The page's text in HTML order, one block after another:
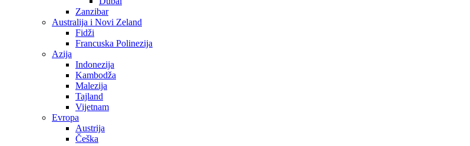
Zanzibar
Australija i Novi Zeland
Fidži
Francuska Polinezija
Azija
Indonezija
Kambodža
Malezija
Tajland
Vijetnam
Evropa
Austrija
Češka